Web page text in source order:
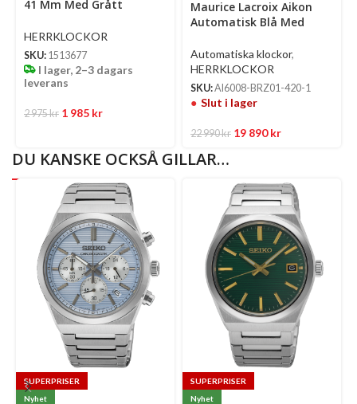
41 Mm Med Grått
HERRKLOCKOR
SKU: 1513677
I lager, 2–3 dagars
leverans
2 975kr 1 985 kr
Maurice Lacroix Aikon
Automatisk Blå Med
Indexmarkeringar
Självlysande Visare/Läder
42 Mm
Automatiska klockor,
HERRKLOCKOR
SKU:AI6008-BRZ01-420-1
Slut i lager
22 990kr 19 890kr
DU KANSKE OCKSÅ GILLAR…
SUPERPRISER
Nyhet
SUPERPRISER
Nyhet